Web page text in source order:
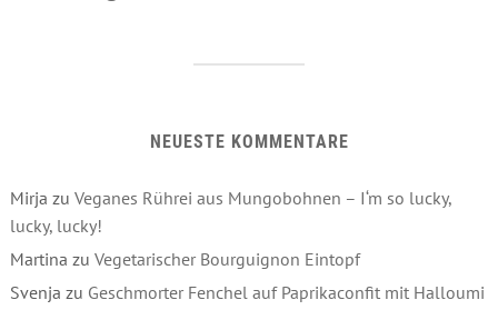
NEUESTE KOMMENTARE
Mirja zu Veganes Rührei aus Mungobohnen – I‘m so lucky,
lucky, lucky!
Martina zu Vegetarischer Bourguignon Eintopf
Svenja zu Geschmorter Fenchel auf Paprikaconfit mit Halloumi